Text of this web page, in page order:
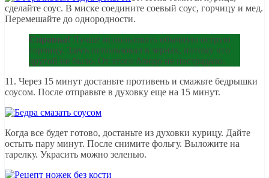
сделайте соус. В миске соедините соевый соус, горчицу и мед.
Перемешайте до однородности.
Справка! Лучше использовать обычную острую
горчицу. Здесь использовал в зернах, потому что
другой не было. От этого блюдо не пострадало.
11. Через 15 минут достаньте противень и смажьте бедрышки
соусом. После отправьте в духовку еще на 15 минут.
Когда все будет готово, достаньте из духовки курицу. Дайте
остыть пару минут. После снимите фольгу. Выложите на
тарелку. Украсить можно зеленью.